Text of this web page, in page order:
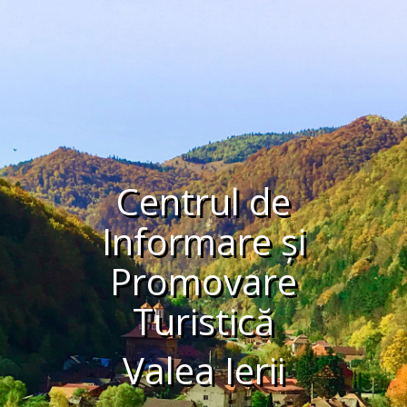
Centrul de
Informare și
Promovare
Turistică
Valea Ierii